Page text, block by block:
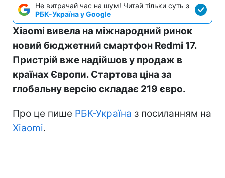
Не витрачай час на шум! Читай тільки суть з
РБК-Україна у Google
Xiaomi вивела на міжнародний ринок
новий бюджетний смартфон Redmi 17.
Пристрій вже надійшов у продаж в
країнах Європи. Стартова ціна за
глобальну версію складає 219 євро.
Про це пише РБК-Україна з посиланням на
Xiaomi.